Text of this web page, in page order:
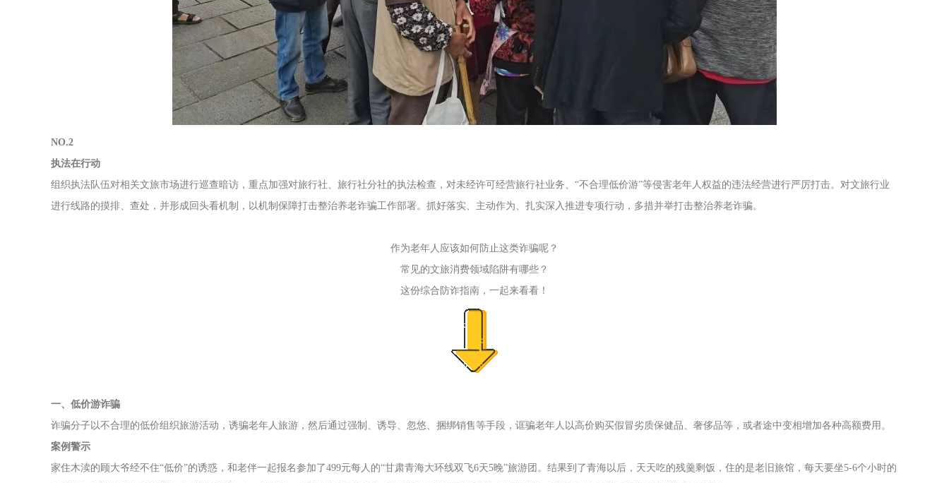
NO.2
执法在行动
组织执法队伍对相关文旅市场进行巡查暗访，重点加强对旅行社、旅行社分社的执法检查，对未经许可经营旅行社业务、“不合理低价游”等侵害老年人权益的违法经营进行严厉打击。对文旅行业
进行线路的摸排、查处，并形成回头看机制，以机制保障打击整治养老诈骗工作部署。抓好落实、主动作为、扎实深入推进专项行动，多措并举打击整治养老诈骗。
作为老年人应该如何防止这类诈骗呢？
常见的文旅消费领域陷阱有哪些？
这份综合防诈指南，一起来看看！
一、低价游诈骗
诈骗分子以不合理的低价组织旅游活动，诱骗老年人旅游，然后通过强制、诱导、忽悠、捆绑销售等手段，诓骗老年人以高价购买假冒劣质保健品、奢侈品等，或者途中变相增加各种高额费用。
案例警示
家住木渎的顾大爷经不住“低价”的诱惑，和老伴一起报名参加了499元每人的“甘肃青海大环线双飞6天5晚”旅游团。结果到了青海以后，天天吃的残羹剩饭，住的是老旧旅馆，每天要坐5-6个小时的